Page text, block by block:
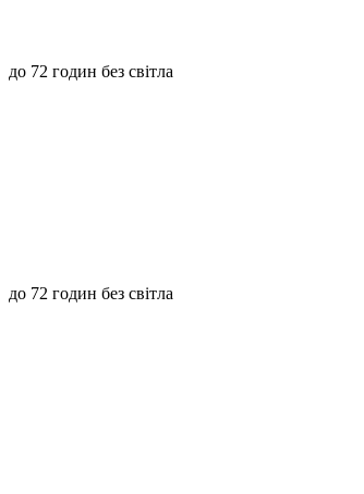
до 72 годин без світла
до 72 годин без світла